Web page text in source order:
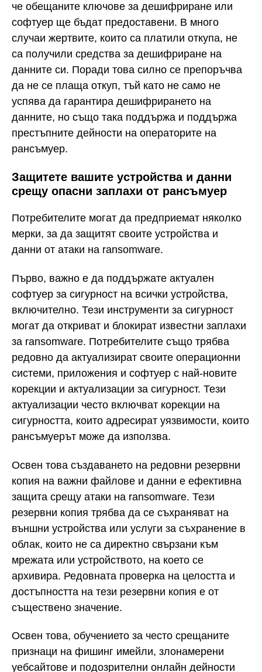
че обещаните ключове за дешифриране или
софтуер ще бъдат предоставени. В много
случаи жертвите, които са платили откупа, не
са получили средства за дешифриране на
данните си. Поради това силно се препоръчва
да не се плаща откуп, тъй като не само не
успява да гарантира дешифрирането на
данните, но също така поддържа и поддържа
престъпните дейности на операторите на
рансъмуер.
Защитете вашите устройства и данни
срещу опасни заплахи от рансъмуер
Потребителите могат да предприемат няколко
мерки, за да защитят своите устройства и
данни от атаки на ransomware.
Първо, важно е да поддържате актуален
софтуер за сигурност на всички устройства,
включително. Тези инструменти за сигурност
могат да откриват и блокират известни заплахи
за ransomware. Потребителите също трябва
редовно да актуализират своите операционни
системи, приложения и софтуер с най-новите
корекции и актуализации за сигурност. Тези
актуализации често включват корекции на
сигурността, които адресират уязвимости, които
рансъмуерът може да използва.
Освен това създаването на редовни резервни
копия на важни файлове и данни е ефективна
защита срещу атаки на ransomware. Тези
резервни копия трябва да се съхраняват на
външни устройства или услуги за съхранение в
облак, които не са директно свързани към
мрежата или устройството, на което се
архивира. Редовната проверка на целостта и
достъпността на тези резервни копия е от
съществено значение.
Освен това, обучението за често срещаните
признаци на фишинг имейли, злонамерени
уебсайтове и подозрителни онлайн дейности